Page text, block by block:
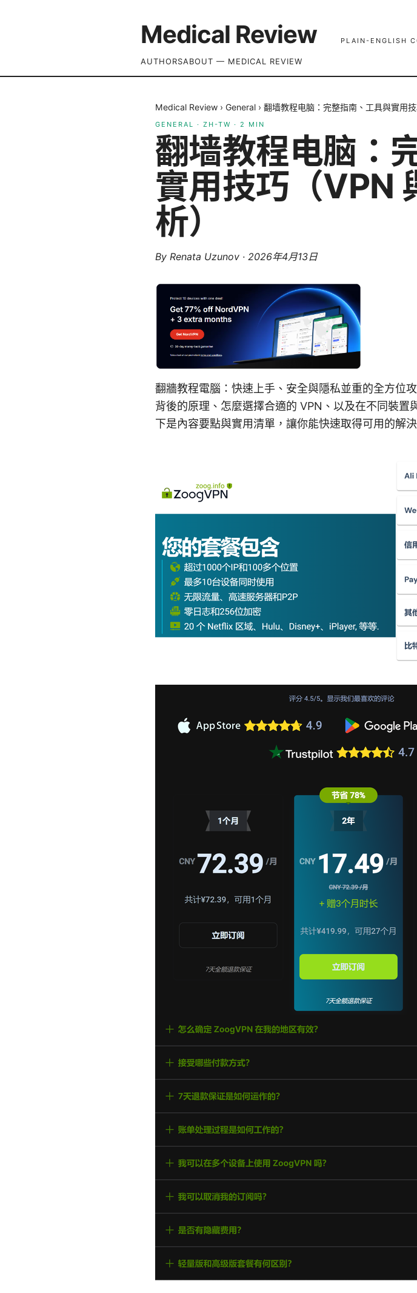
Medical Review PLAIN-ENGLISH
AUTHORSABOUT — MEDICAL REVIEW
Medical Review › General › 翻墙教程电脑：完整指南、工具與實用
GENERAL · ZH-TW · 2 MIN
翻墙教程电脑：
實用技巧（VPN
析）
By Renata Uzunov · 2026年4月13日
翻牆教程電腦：快速上手、安全與隱私並重的全方位
背後的原理、怎麼選擇合適的 VPN、以及在不同裝
下是內容要點與實用清單，讓你能快速取得可用的解決